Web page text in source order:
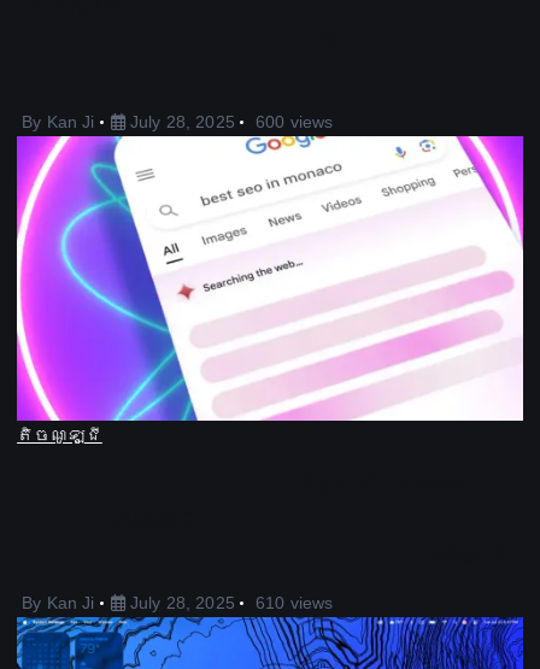
By Kan Ji July 28, 2025 600 views
តិចណូឡូជី
By Kan Ji July 28, 2025 610 views